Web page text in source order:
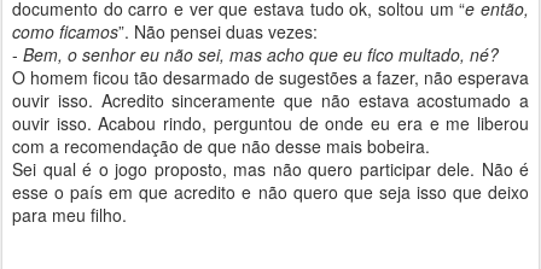
documento do carro e ver que estava tudo ok, soltou um “e então,
como ficamos”. Não pensei duas vezes:
- Bem, o senhor eu não sei, mas acho que eu fico multado, né?
O homem ficou tão desarmado de sugestões a fazer, não esperava
ouvir isso. Acredito sinceramente que não estava acostumado a
ouvir isso. Acabou rindo, perguntou de onde eu era e me liberou
com a recomendação de que não desse mais bobeira.
Sei qual é o jogo proposto, mas não quero participar dele. Não é
esse o país em que acredito e não quero que seja isso que deixo
para meu filho.